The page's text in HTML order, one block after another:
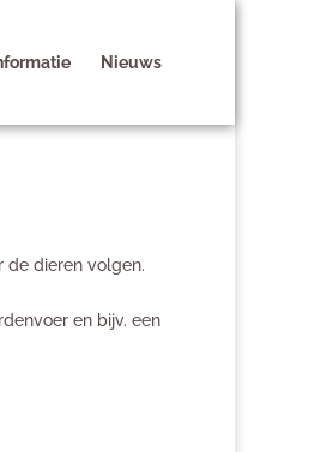
Nieuws
de dieren volgen.
en bijv. een